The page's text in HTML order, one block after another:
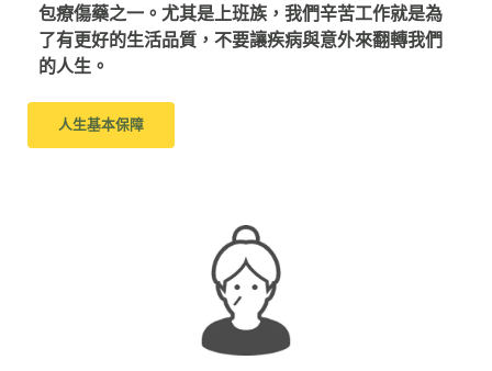
包療傷藥之一。尤其是上班族，我們辛苦工作就是為
了有更好的生活品質，不要讓疾病與意外來翻轉我們
的人生。
人生基本保障